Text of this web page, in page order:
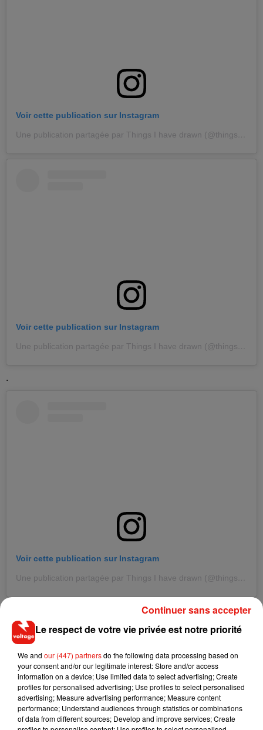
Voir cette publication sur Instagram
Voir cette publication sur Instagram
.
Voir cette publication sur Instagram
Le respect de votre vie privée est notre priorité
We and our (447) partnersdo the following data processing based on
your consent and/or our legitimate interest: Store and/or access
information on a device; Use limited data to select advertising; Create
profiles for personalised advertising; Use profiles to select personalised
advertising; Measure advertising performance; Measure content
performance; Understand audiences through statistics or combinations
of data from different sources; Develop and improve services; Create
Continuer sans accepter